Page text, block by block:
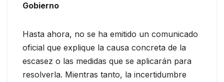
Gobierno
Hasta ahora, no se ha emitido un comunicado
oficial que explique la causa concreta de la
escasez o las medidas que se aplicarán para
resolverla. Mientras tanto, la incertidumbre